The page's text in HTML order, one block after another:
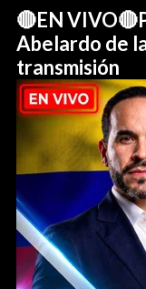
🔴EN
Abelardo de
transmisión